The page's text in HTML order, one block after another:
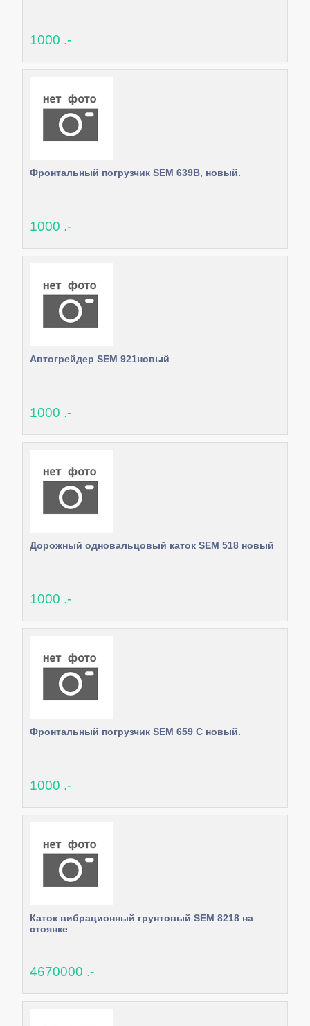
1000 .-
Фронтальный погрузчик SEM 639B, новый.
1000 .-
Автогрейдер SEM 921новый
1000 .-
Дорожный одновальцовый каток SEM 518 новый
1000 .-
Фронтальный погрузчик SEM 659 С новый.
1000 .-
Каток вибрационный грунтовый SEM 8218 на
стоянке
4670000 .-